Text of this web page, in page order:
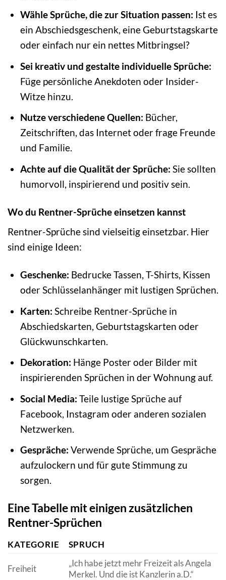
Wähle Sprüche, die zur Situation passen: Ist es
ein Abschiedsgeschenk, eine Geburtstagskarte
oder einfach nur ein nettes Mitbringsel?
Sei kreativ und gestalte individuelle Sprüche:
Füge persönliche Anekdoten oder Insider-
Witze hinzu.
Nutze verschiedene Quellen: Bücher,
Zeitschriften, das Internet oder frage Freunde
und Familie.
Achte auf die Qualität der Sprüche: Sie sollten
humorvoll, inspirierend und positiv sein.
Wo du Rentner-Sprüche einsetzen kannst
Rentner-Sprüche sind vielseitig einsetzbar. Hier
sind einige Ideen:
Geschenke: Bedrucke Tassen, T-Shirts, Kissen
oder Schlüsselanhänger mit lustigen Sprüchen.
Karten: Schreibe Rentner-Sprüche in
Abschiedskarten, Geburtstagskarten oder
Glückwunschkarten.
Dekoration: Hänge Poster oder Bilder mit
inspirierenden Sprüchen in der Wohnung auf.
Social Media: Teile lustige Sprüche auf
Facebook, Instagram oder anderen sozialen
Netzwerken.
Gespräche: Verwende Sprüche, um Gespräche
aufzulockern und für gute Stimmung zu
sorgen.
Eine Tabelle mit einigen zusätzlichen
Rentner-Sprüchen
KATEGORIE SPRUCH
Freiheit
„Ich habe jetzt mehr Freizeit als Angela
Merkel. Und die ist Kanzlerin a.D.“